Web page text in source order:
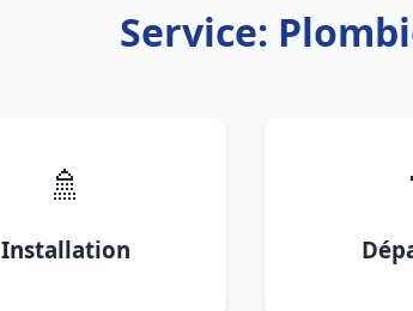
Service:
🚿
Installation